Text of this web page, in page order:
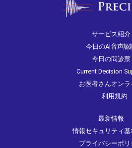
サービス紹介
今日のAI音声認
今日の問診票
Current Decision
お医者さんオンラ
利用規約
最新情報
情報セキュリティ基
プライバシーポリ